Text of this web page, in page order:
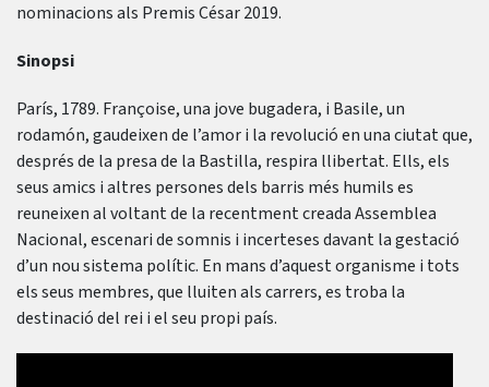
nominacions als Premis César 2019.
Sinopsi
París, 1789. Françoise, una jove bugadera, i Basile, un
rodamón, gaudeixen de l’amor i la revolució en una ciutat que,
després de la presa de la Bastilla, respira llibertat. Ells, els
seus amics i altres persones dels barris més humils es
reuneixen al voltant de la recentment creada Assemblea
Nacional, escenari de somnis i incerteses davant la gestació
d’un nou sistema polític. En mans d’aquest organisme i tots
els seus membres, que lluiten als carrers, es troba la
destinació del rei i el seu propi país.